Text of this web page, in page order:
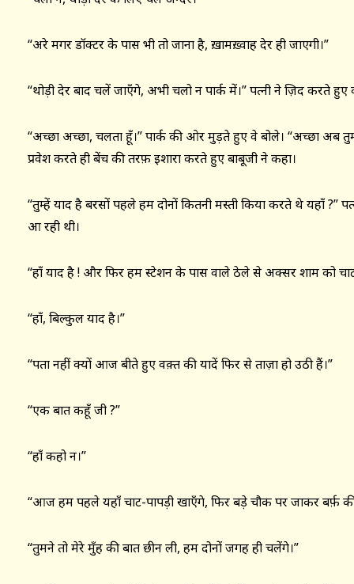
“अरे मगर डॉक्टर के पास भी तो जाना है, ख़ामख़्वाह देर ही जाएगी।”
“थोड़ी देर बाद चलें जाएँगे, अभी चलो न पार्क में।” पत्नी ने ज़िद करते हुए
“अच्छा अच्छा, चलता हूँ।” पार्क की ओर मुड़ते हुए वे बोले। “अच्छा अब
प्रवेश करते ही बेंच की तरफ़ इशारा करते हुए बाबूजी ने कहा।
“तुम्हें याद है बरसों पहले हम दोनों कितनी मस्ती किया करते थे यहाँ
आ रही थी।
“हाँ याद है ! और फिर हम स्टेशन के पास वाले ठेले से अक्सर शाम को
“हाँ, बिल्कुल याद है।”
“पता नहीं क्यों आज बीते हुए वक़्त की यादें फिर से ताज़ा हो उठी हैं।”
“एक बात कहूँ जी ?”
“हाँ कहो न।”
“आज हम पहले यहाँ चाट-पापड़ी खाएँगे, फिर बड़े चौक पर जाकर बर्फ़
“तुमने तो मेरे मुँह की बात छीन ली, हम दोनों जगह ही चलेंगे।”